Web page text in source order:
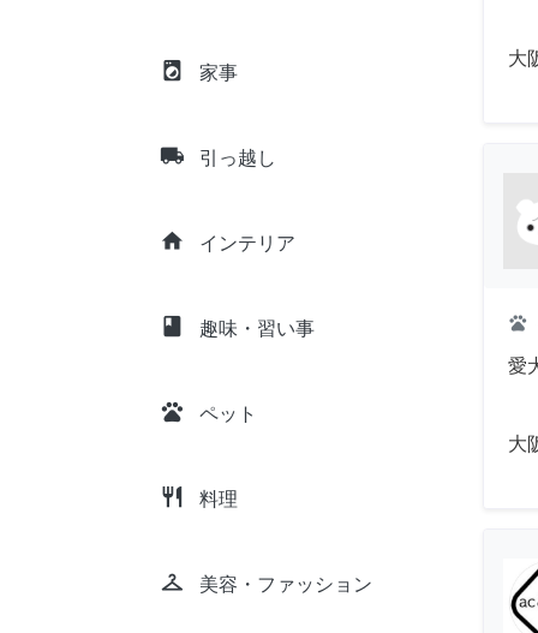
local_laundry_service 家事
local_shipping 引っ越し
home インテリア
class 趣味・習い事
pets ペット
restaurant 料理
checkroom 美容・ファッション
大
pets
愛
大